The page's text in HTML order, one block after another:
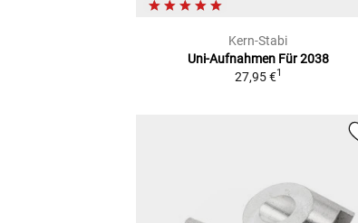
Kern-Stabi
Uni-Aufnahmen Für 2038
27,95 €1